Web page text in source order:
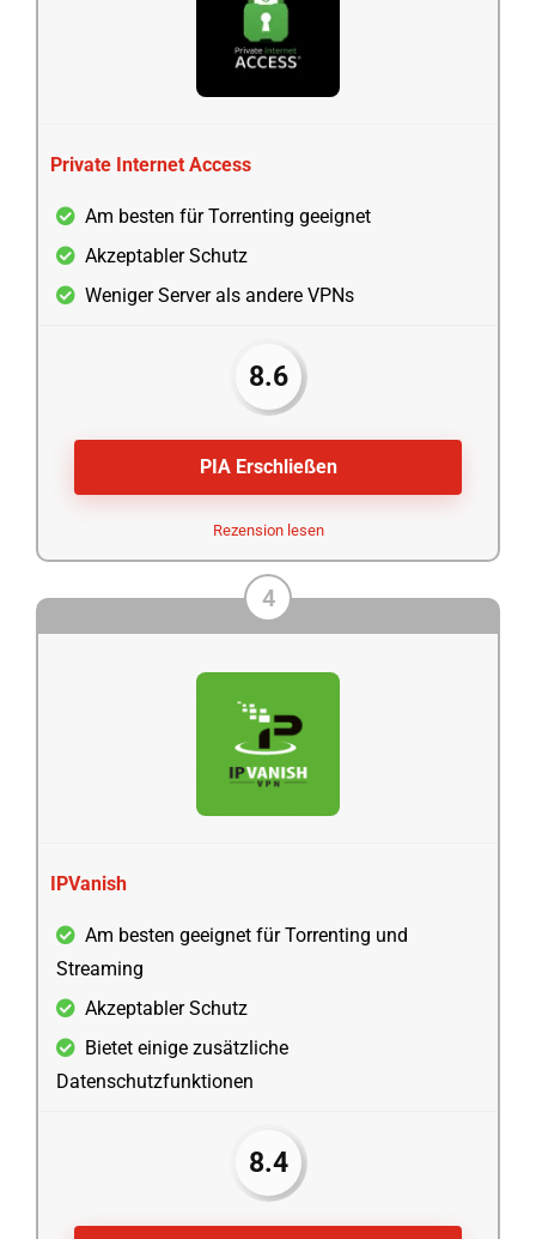
Private Internet Access
Am besten für Torrenting geeignet
Akzeptabler Schutz
Weniger Server als andere VPNs
8.6
PIA Erschließen
Rezension lesen
4
IPVanish
Am besten geeignet für Torrenting und
Streaming
Akzeptabler Schutz
Bietet einige zusätzliche
Datenschutzfunktionen
8.4